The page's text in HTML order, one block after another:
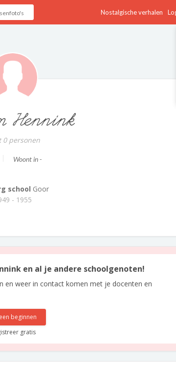
Nostalgische verhalen
Hennink
0 personen
Woont in -
school Goor
- 1955
en al je andere schoolgenoten!
en weer in contact komen met je docenten en
beginnen
gratis